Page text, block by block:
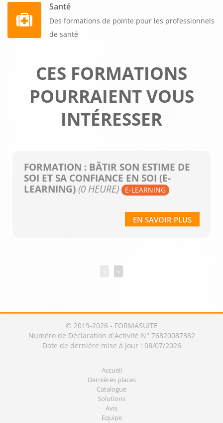
Santé
Des formations de pointe pour les professionnels
de santé
CES FORMATIONS
POURRAIENT VOUS
INTÉRESSER
FORMATION : BÂTIR SON ESTIME DE
SOI ET SA CONFIANCE EN SOI (E-
LEARNING)(0 HEURE) E-LEARNING
EN SAVOIR PLUS
›
© 2019-2026 - FORMASUITE
Numéro de Déclaration d'Activité N° 76820087382
Date de dernière mise à jour : 08/07/2026
Accueil
Dernières places
Catalogue
Solutions
Avis
Equipe